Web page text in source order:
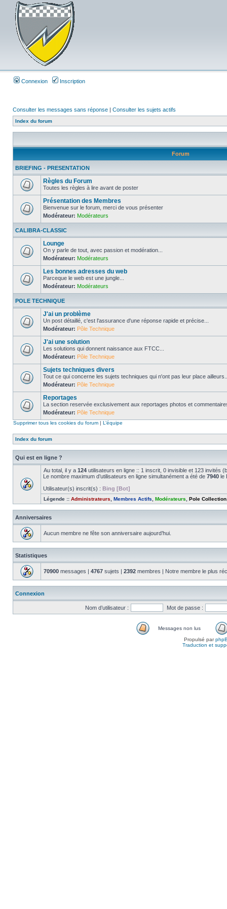
Connexion Inscription
Consulter les messages sans réponse | Consulter les sujets actifs
Index du forum
Forum
BRIEFING - PRESENTATION
Règles du Forum
Toutes les règles à lire avant de poster
Présentation des Membres
Bienvenue sur le forum, merci de vous présenter
Modérateur: Modérateurs
CALIBRA-CLASSIC
Lounge
On y parle de tout, avec passion et modération...
Modérateur: Modérateurs
Les bonnes adresses du web
Parceque le web est une jungle...
Modérateur: Modérateurs
POLE TECHNIQUE
J'ai un problème
Un post détaillé, c'est l'assurance d'une réponse rapide et précise...
Modérateur: Pôle Technique
J'ai une solution
Les solutions qui donnent naissance aux FTCC...
Modérateur: Pôle Technique
Sujets techniques divers
Tout ce qui concerne les sujets techniques qui n'ont pas leur place
Modérateur: Pôle Technique
Reportages
La section reservée exclusivement aux reportages photos et
Modérateur: Pôle Technique
Supprimer tous les cookies du forum | L’équipe
Index du forum
Qui est en ligne ?
Au total, il y a 124 utilisateurs en ligne :: 1 inscrit, 0 invisible et 123 invités
Le nombre maximum d’utilisateurs en ligne simultanément a été de 7940 le
Utilisateur(s) inscrit(s) : Bing [Bot]
Légende :: Administrateurs Membres Actifs Modérateurs Pole Collection
Anniversaires
Aucun membre ne fête son anniversaire aujourd’hui.
Statistiques
70900 messages | 4767 sujets | 2392 membres | Notre membre le plus
Connexion
Nom d’utilisateur : Mot de passe :
Messages non lus
Propulsé par
Traduction et